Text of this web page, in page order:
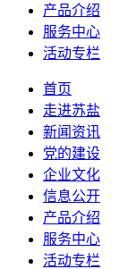
产品介绍
服务中心
活动专栏
首页
走进苏盐
新闻资讯
党的建设
企业文化
信息公开
产品介绍
服务中心
活动专栏